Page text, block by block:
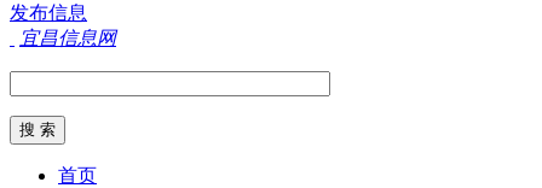
发布信息
宜昌信息网
首页